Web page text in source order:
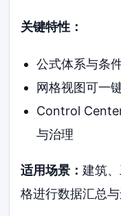
关键特性：
公式体系与条
网格视图可一
Control
与治理
适用场景：建筑
格进行数据汇总